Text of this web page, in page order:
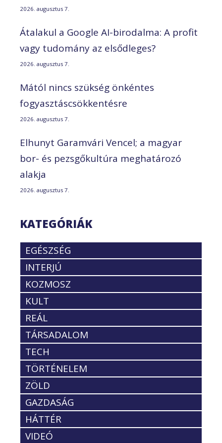
2026. augusztus 7.
Átalakul a Google AI-birodalma: A profit
vagy tudomány az elsődleges?
2026. augusztus 7.
Mától nincs szükség önkéntes
fogyasztáscsökkentésre
2026. augusztus 7.
Elhunyt Garamvári Vencel; a magyar
bor- és pezsgőkultúra meghatározó
alakja
2026. augusztus 7.
KATEGÓRIÁK
EGÉSZSÉG
INTERJÚ
KOZMOSZ
KULT
REÁL
TÁRSADALOM
TECH
TÖRTÉNELEM
ZÖLD
GAZDASÁG
HÁTTÉR
VIDEÓ